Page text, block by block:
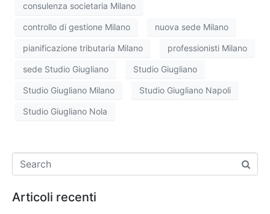
consulenza societaria Milano
controllo di gestione Milano nuova sede Milano
pianificazione tributaria Milano professionisti Milano
sede Studio Giugliano Studio Giugliano
Studio Giugliano Milano Studio Giugliano Napoli
Studio Giugliano Nola
Articoli recenti